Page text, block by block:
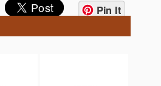
Pin It